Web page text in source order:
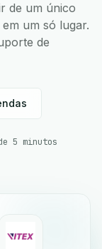
de um único
um só lugar.
de
5 minutos